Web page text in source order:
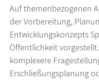
Auf themenbezogenen
der Vorbereitung,
Entwicklungskonzepts
Öffentlichkeit
komplexere
Erschließungsplanung